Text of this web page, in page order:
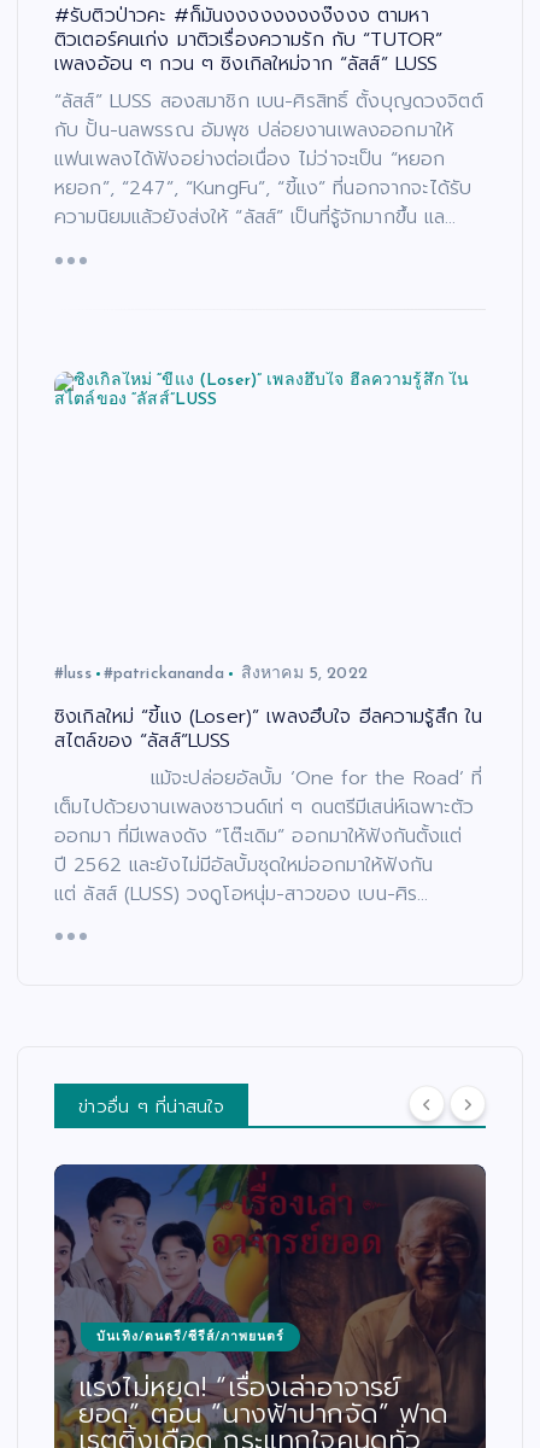
#รับติวป่าวคะ #ก็มันงงงงงงงงง๊งงง ตามหา
ติวเตอร์คนเก่ง มาติวเรื่องความรัก กับ “TUTOR”
เพลงอ้อน ๆ กวน ๆ ซิงเกิลใหม่จาก “ลัสส์” LUSS
“ลัสส์” LUSS สองสมาชิก เบน-ศิรสิทธิ์ ตั้งบุญดวงจิตต์
กับ ปั้น-นลพรรณ อัมพุช ปล่อยงานเพลงออกมาให้
แฟนเพลงได้ฟังอย่างต่อเนื่อง ไม่ว่าจะเป็น “หยอก
หยอก”, “247”, “KungFu”, “ขี้แง” ที่นอกจากจะได้รับ
ความนิยมแล้วยังส่งให้ “ลัสส์” เป็นที่รู้จักมากขึ้น แล…
#luss #patrickananda สิงหาคม 5, 2022
ซิงเกิลใหม่ “ขี้แง (Loser)” เพลงฮึบใจ ฮีลความรู้สึก ใน
สไตล์ของ “ลัสส์”LUSS
แม้จะปล่อยอัลบั้ม ‘One for the Road’ ที่
เต็มไปด้วยงานเพลงซาวนด์เท่ ๆ ดนตรีมีเสน่ห์เฉพาะตัว
ออกมา ที่มีเพลงดัง “โต๊ะเดิม” ออกมาให้ฟังกันตั้งแต่
ปี 2562 และยังไม่มีอัลบั้มชุดใหม่ออกมาให้ฟังกัน
แต่ ลัสส์ (LUSS) วงดูโอหนุ่ม-สาวของ เบน-ศิร…
ข่าวอื่น ๆ ที่น่าสนใจ
บันเทิง/ดนตรี/ซีรีส์/ภาพยนตร์
แรงไม่หยุด! “เรื่องเล่าอาจารย์
ยอด” ตอน “นางฟ้าปากจัด” ฟาด